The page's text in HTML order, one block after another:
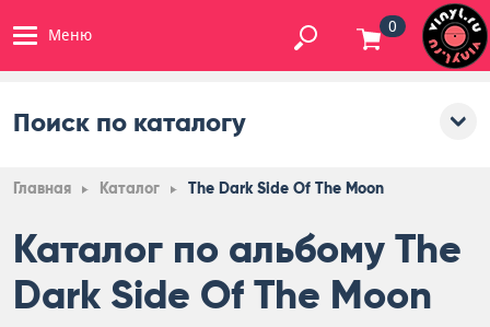
Меню 0
Поиск по каталогу
Главная Каталог The Dark Side Of The Moon
Каталог по альбому The
Dark Side Of The Moon